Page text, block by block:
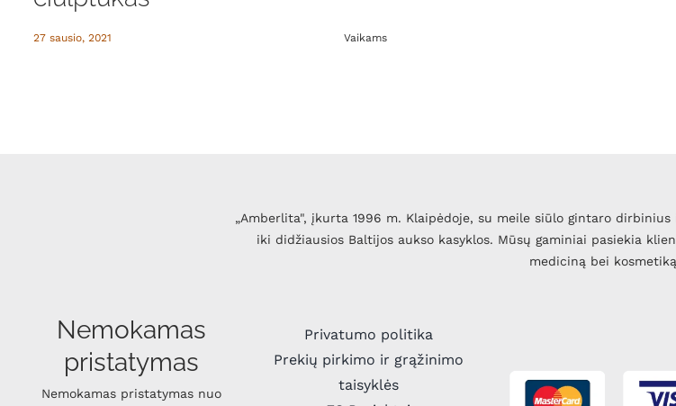
27 sausio, 2021 Vaikams
„Amberlita", įkurta 1996 m. Klaipėdoje, su meile siūlo gintaro
iki didžiausios Baltijos aukso kasyklos. Mūsų gaminiai pasiekia
mediciną bei
Nemokamas
pristatymas
Nemokamas pristatymas nuo
Privatumo politika
Prekių pirkimo ir grąžinimo
taisyklės